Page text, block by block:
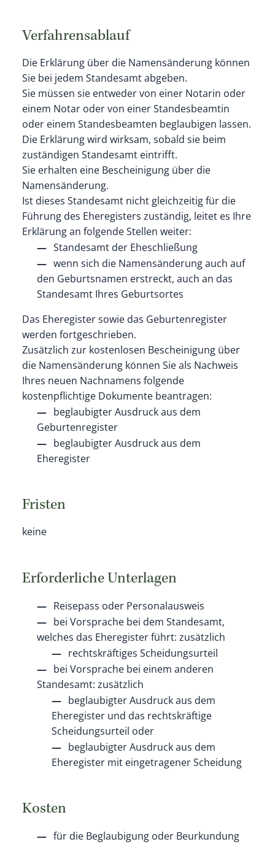
Verfahrensablauf
Die Erklärung über die Namensänderung können
Sie bei jedem Standesamt abgeben.
Sie müssen sie entweder von einer Notarin oder
einem Notar oder von einer Standesbeamtin
oder einem Standesbeamten beglaubigen lassen.
Die Erklärung wird wirksam, sobald sie beim
zuständigen Standesamt eintrifft.
Sie erhalten eine Bescheinigung über die
Namensänderung.
Ist dieses Standesamt nicht gleichzeitig für die
Führung des Eheregisters zuständig, leitet es Ihre
Erklärung an folgende Stellen weiter:
Standesamt der Eheschließung
wenn sich die Namensänderung auch auf
den Geburtsnamen erstreckt, auch an das
Standesamt Ihres Geburtsortes
Das Eheregister sowie das Geburtenregister
werden fortgeschrieben.
Zusätzlich zur kostenlosen Bescheinigung über
die Namensänderung können Sie als Nachweis
Ihres neuen Nachnamens folgende
kostenpflichtige Dokumente beantragen:
beglaubigter Ausdruck aus dem
Geburtenregister
beglaubigter Ausdruck aus dem
Eheregister
Fristen
keine
Erforderliche Unterlagen
Reisepass oder Personalausweis
bei Vorsprache bei dem Standesamt,
welches das Eheregister führt: zusätzlich
rechtskräftiges Scheidungsurteil
bei Vorsprache bei einem anderen
Standesamt: zusätzlich
beglaubigter Ausdruck aus dem
Eheregister und das rechtskräftige
Scheidungsurteil oder
beglaubigter Ausdruck aus dem
Eheregister mit eingetragener Scheidung
Kosten
für die Beglaubigung oder Beurkundung